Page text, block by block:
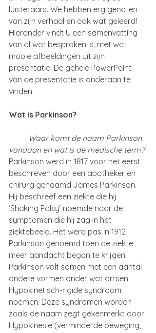
luisteraars. We hebben erg genoten
van zijn verhaal en ook wat geleerd!
Hieronder vindt U een samenvatting
van al wat besproken is, met wat
mooie afbeeldingen uit zijn
presentatie. De gehele PowerPoint
van de presentatie is onderaan te
vinden.
Wat is Parkinson?
vandaan en wat is de medische term?
Parkinson werd in 1817 voor het eerst
beschreven door een apotheker en
chirurg genaamd James Parkinson.
Hij beschreef een ziekte die hij
‘Shaking Palsy’ noemde naar de
symptomen die hij zag in het
ziektebeeld. Het werd pas in 1912
Parkinson genoemd toen de ziekte
meer aandacht begon te krijgen.
Parkinson valt samen met een aantal
andere vormen onder wat artsen
Hypokinetisch-rigide syndroom
noemen. Deze syndromen worden
zoals de naam zegt gekenmerkt door
Hypokinesie (verminderde beweging,